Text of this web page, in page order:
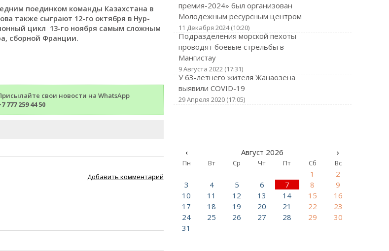
поединком команды Казахстана в
также сыграют 12-го октября в Нур-
цикл 13-го ноября самым сложным
сборной Франции.
свои новости на WhatsApp
777 259 44 50
Добавить комментарий
премия-2024» был организован
Молодежным ресурсным центром
11 Декабря 2024 (10:20)
Подразделения морской пехоты
проводят боевые стрельбы в
Мангистау
9 Августа 2022 (17:31)
​У 63-летнего жителя Жанаозена
выявили COVID-19
29 Апреля 2020 (17:05)
‹ Август 2026 ›
Пн Вт Ср Чт Пт Сб Вс
1
2
3
4 5 6 7 8
9
10
11 12 13 14 15
16
17
18 19 20 21 22
23
24
25 26 27 28 29
30
31